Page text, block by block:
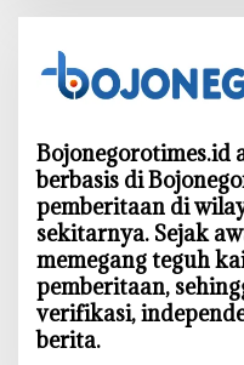
Bojonegorotimes.id
berbasis di
pemberitaan di
sekitarnya. Sejak
memegang teguh
pemberitaan,
verifikasi,
berita.